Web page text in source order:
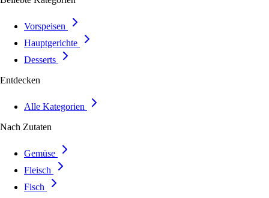
Vorspeisen
Hauptgerichte
Desserts
Entdecken
Alle Kategorien
Nach Zutaten
Gemüse
Fleisch
Fisch